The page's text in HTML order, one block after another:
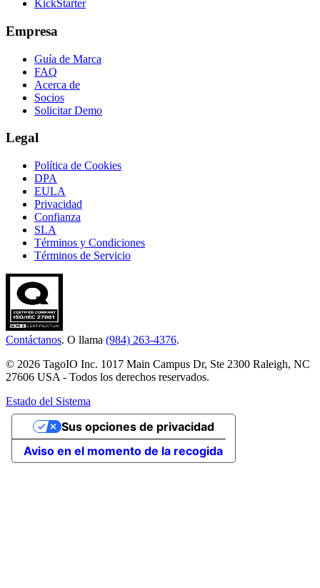
KickStarter
Empresa
Guía de Marca
FAQ
Acerca de
Socios
Solicitar Demo
Legal
Política de Cookies
DPA
EULA
Privacidad
Confianza
SLA
Términos y Condiciones
Términos de Servicio
Contáctanos. O llama (984) 263-4376.
© 2026 TagoIO Inc. 1017 Main Campus Dr, Ste 2300 Raleigh, NC
27606 USA - Todos los derechos reservados.
Estado del Sistema
Aviso en el momento de la recogida
Sus opciones de privacidad